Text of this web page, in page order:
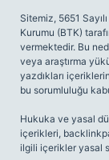
Sitemiz, 5651
Kurumu (BTK)
vermektedir. Bu
veya araştırma
yazdıkları
bu sorumluluğu
Hukuka ve yasal
içerikleri,
ilgili içerikler yasal